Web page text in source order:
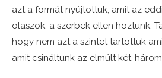
azt a formát nyújtottuk, amit az
olaszok, a szerbek ellen hoztunk.
hogy nem azt a szintet tartottuk
amit csináltunk az elmúlt két-